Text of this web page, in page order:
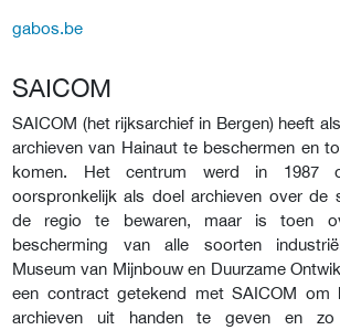
gabos.be
SAICOM
SAICOM (het rijksarchief in Bergen) heeft
archieven van Hainaut te beschermen en
komen. Het centrum werd in 1987
oorspronkelijk als doel archieven over de
de regio te bewaren, maar is toen
bescherming van alle soorten
Museum van Mijnbouw en Duurzame
een contract getekend met SAICOM om
archieven uit handen te geven en zo